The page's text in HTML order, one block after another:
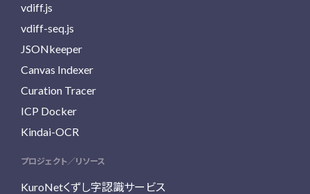
vdiff.js
vdiff-seq.js
JSONkeeper
Canvas Indexer
Curation Tracer
ICP Docker
Kindai-OCR
プロジェクト／リソース
KuroNetくずし字認識サービス